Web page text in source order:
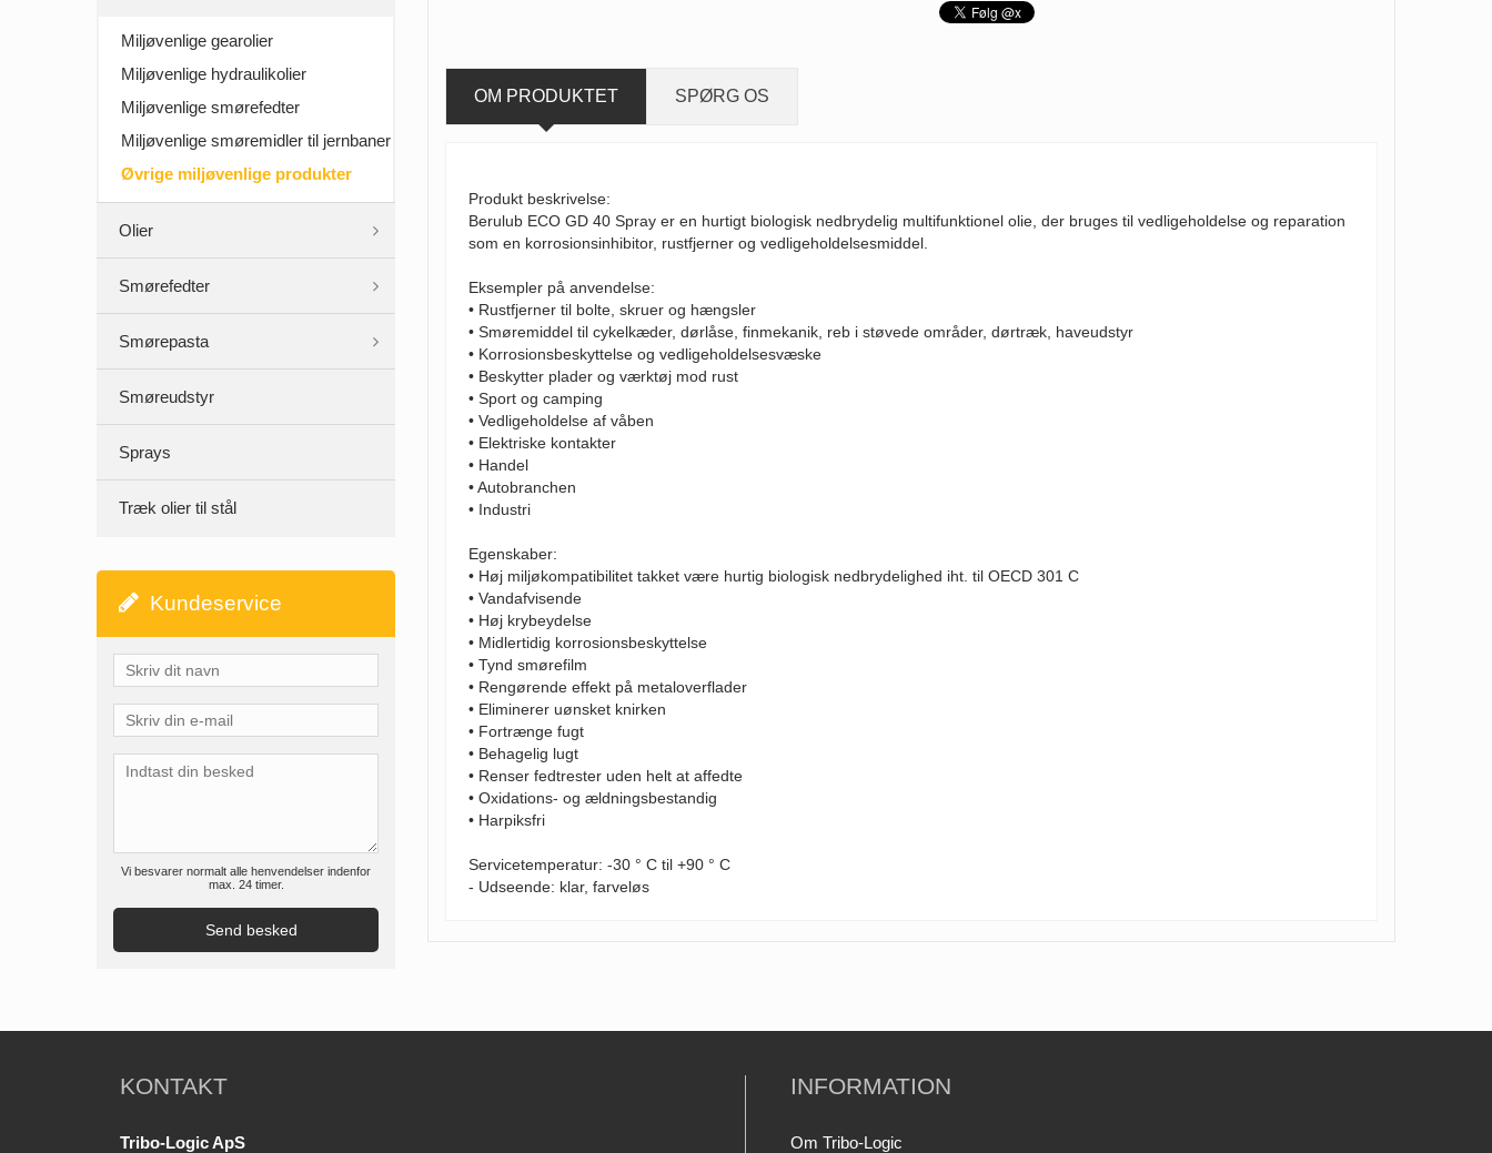
Miljøvenlige gearolier
Miljøvenlige hydraulikolier
Miljøvenlige smørefedter
Miljøvenlige smøremidler til jernbaner
Øvrige miljøvenlige produkter
Olier
Smørefedter
Smørepasta
Smøreudstyr
Sprays
Træk olier til stål
Kundeservice
Vi besvarer normalt alle henvendelser indenfor
max. 24 timer.
OM PRODUKTET SPØRG OS
Produkt beskrivelse:
Berulub ECO GD 40 Spray er en hurtigt biologisk nedbrydelig multifunktionel olie, der bruges til vedligeholdelse og reparation
som en korrosionsinhibitor, rustfjerner og vedligeholdelsesmiddel.
Eksempler på anvendelse:
• Rustfjerner til bolte, skruer og hængsler
• Smøremiddel til cykelkæder, dørlåse, finmekanik, reb i støvede områder, dørtræk, haveudstyr
• Korrosionsbeskyttelse og vedligeholdelsesvæske
• Beskytter plader og værktøj mod rust
• Sport og camping
• Vedligeholdelse af våben
• Elektriske kontakter
• Handel
• Autobranchen
• Industri
Egenskaber:
• Høj miljøkompatibilitet takket være hurtig biologisk nedbrydelighed iht. til OECD 301 C
• Vandafvisende
• Høj krybeydelse
• Midlertidig korrosionsbeskyttelse
• Tynd smørefilm
• Rengørende effekt på metaloverflader
• Eliminerer uønsket knirken
• Fortrænge fugt
• Behagelig lugt
• Renser fedtrester uden helt at affedte
• Oxidations- og ældningsbestandig
• Harpiksfri
Servicetemperatur: -30 ° C til +90 ° C
- Udseende: klar, farveløs
KONTAKT
Tribo-Logic ApS
INFORMATION
Om Tribo-Logic